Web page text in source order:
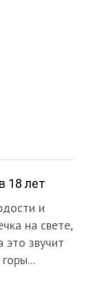
18 лет
и
на свете,
это звучит